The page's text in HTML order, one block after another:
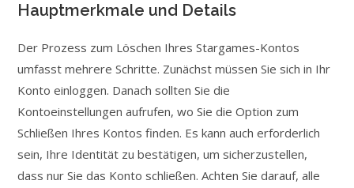
Hauptmerkmale und Details
Der Prozess zum Löschen Ihres Stargames-Kontos
umfasst mehrere Schritte. Zunächst müssen Sie sich in Ihr
Konto einloggen. Danach sollten Sie die
Kontoeinstellungen aufrufen, wo Sie die Option zum
Schließen Ihres Kontos finden. Es kann auch erforderlich
sein, Ihre Identität zu bestätigen, um sicherzustellen,
dass nur Sie das Konto schließen. Achten Sie darauf, alle